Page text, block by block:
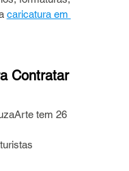
caricatura em
Contratar
tem 26